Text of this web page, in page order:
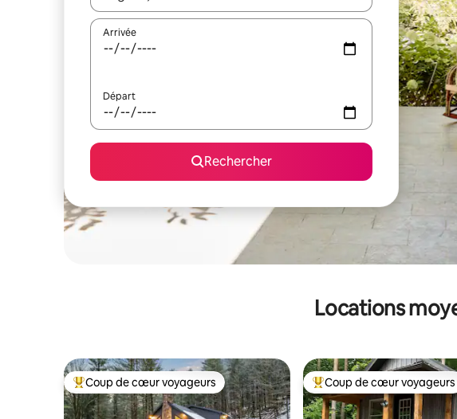
Arrivée
Départ
Rechercher
Locations
Coups de cœur voyageurs les plus appréciés
Coup de cœur voyageurs Coups de cœur voyageurs
Coup de cœur voyageurs